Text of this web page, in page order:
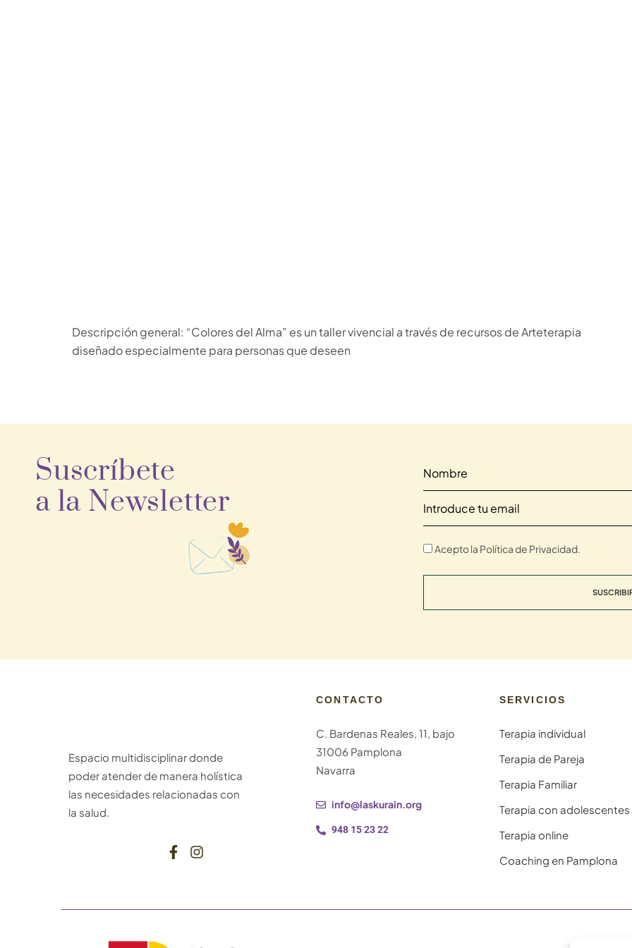
Descripción general: “Colores del Alma” es un taller vivencial a través de recursos de Arteterapia
diseñado especialmente para personas que deseen
Suscríbete
a la Newsletter
Acepto la Política de Privacidad.
Espacio multidisciplinar donde
poder atender de manera holística
las necesidades relacionadas con
la salud.
CONTACTO
C. Bardenas Reales, 11, bajo
31006 Pamplona
Navarra
info@laskurain.org
948 15 23 22
SERVICIOS
Terapia individual
Terapia de Pareja
Terapia Familiar
Terapia con adolescentes
Terapia online
Coaching en Pamplona